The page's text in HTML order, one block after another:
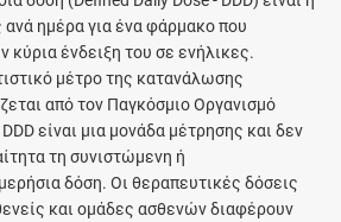
ημέρα για ένα φάρμακο που
κύρια ένδειξη του σε ενήλικες.
μέτρο της κατανάλωσης
από τον Παγκόσμιο Οργανισμό
είναι μια μονάδα μέτρησης και δεν
τη συνιστώμενη ή
δόση. Οι θεραπευτικές δόσεις
και ομάδες ασθενών διαφέρουν